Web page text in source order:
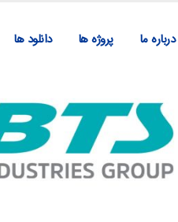
درباره ما پروژه ها دانلود ها